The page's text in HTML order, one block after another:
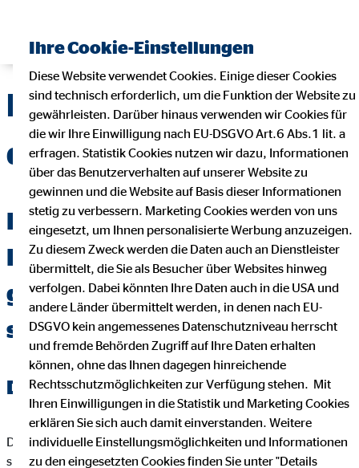
Praktikumsplatz bei
der OVB in Berlin
Du suchst einen
Praktikumsplatz, der
genauso individuell ist wie Du
selbst?
Dann hast Du ihn jetzt gefunden!
Die Vermögensberater unserer OVB-Landesdirektion in Berlin
sind seit Jahren zuverlässige Partner an der Seite ihrer Kunden
Ihre Cookie-Einstellungen
Diese Website verwendet Cookies. Einige dieser Cookies
sind technisch erforderlich, um die Funktion der Website zu
gewährleisten. Darüber hinaus verwenden wir Cookies für
die wir Ihre Einwilligung nach EU-DSGVO Art.6 Abs.1 lit. a
erfragen. Statistik Cookies nutzen wir dazu, Informationen
über das Benutzerverhalten auf unserer Website zu
gewinnen und die Website auf Basis dieser Informationen
stetig zu verbessern. Marketing Cookies werden von uns
eingesetzt, um Ihnen personalisierte Werbung anzuzeigen.
Zu diesem Zweck werden die Daten auch an Dienstleister
übermittelt, die Sie als Besucher über Websites hinweg
verfolgen. Dabei könnten Ihre Daten auch in die USA und
andere Länder übermittelt werden, in denen nach EU-
DSGVO kein angemessenes Datenschutzniveau herrscht
und fremde Behörden Zugriff auf Ihre Daten erhalten
können, ohne das Ihnen dagegen hinreichende
Rechtsschutzmöglichkeiten zur Verfügung stehen. Mit
Ihren Einwilligungen in die Statistik und Marketing Cookies
erklären Sie sich auch damit einverstanden. Weitere
individuelle Einstellungsmöglichkeiten und Informationen
zu den eingesetzten Cookies finden Sie unter "Details